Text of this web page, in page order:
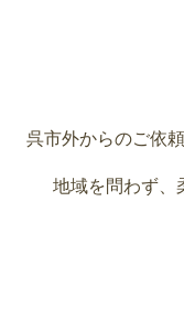
呉市外からのご依
地域を問わず、